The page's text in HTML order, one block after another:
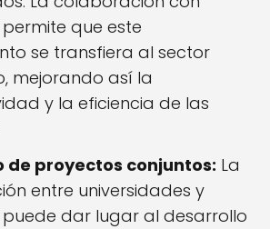
que este
se transfiera al sector
mejorando así la
y la eficiencia de las
de proyectos conjuntos: La
entre universidades y
dar lugar al desarrollo